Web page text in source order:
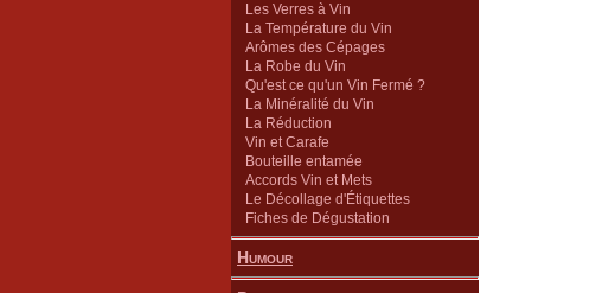
Les Verres à Vin
La Température du Vin
Arômes des Cépages
La Robe du Vin
Qu'est ce qu'un Vin Fermé ?
La Minéralité du Vin
La Réduction
Vin et Carafe
Bouteille entamée
Accords Vin et Mets
Le Décollage d'Étiquettes
Fiches de Dégustation
Humour